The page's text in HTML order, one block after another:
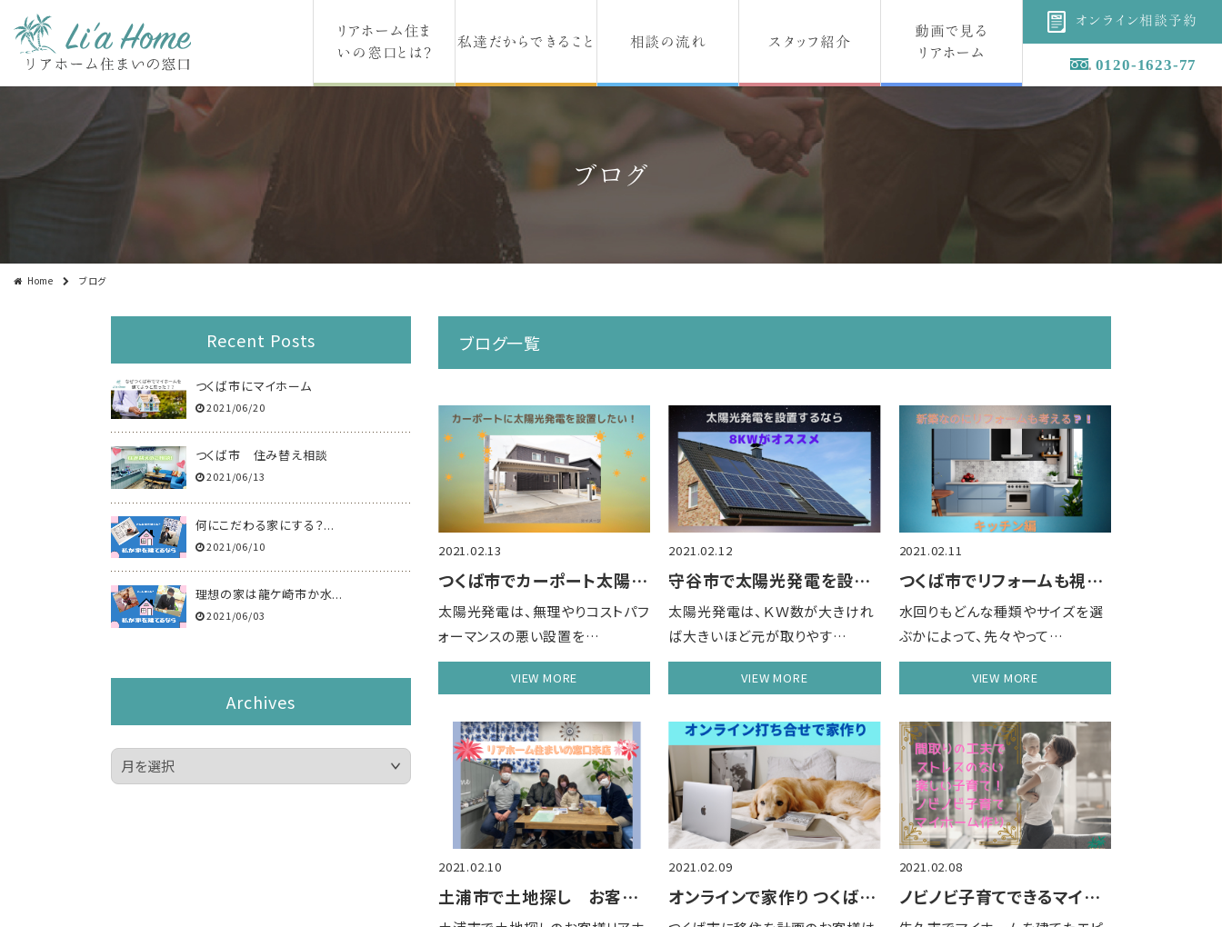
リアホーム住ま
いの窓口とは？
私達だからできること 相談の流れ スタッフ紹介
動画で見る
リアホーム
オンライン相談予約
0120-1623-77
ブログ
Home ブログ
ブログ一覧
2021.02.13
つくば市でカーポート太陽光発電を設置した……
太陽光発電は、無理やりコストパフ
ォーマンスの悪い設置を…
VIEW MORE
2021.02.12
守谷市で太陽光発電を設置するなら8KWが……
太陽光発電は、ＫＷ数が大きけれ
ば大きいほど元が取りやす…
VIEW MORE
2021.02.11
つくば市でリフォームも視野に入れてマイホ……
水回りもどんな種類やサイズを選
ぶかによって、先々やって…
VIEW MORE
2021.02.10
土浦市で土地探し お客様相談来店
2021.02.09
オンラインで家作り つくば市に移住
2021.02.08
ノビノビ子育てできるマイホーム 牛久市
Recent Posts
つくば市にマイホーム
2021/06/20
つくば市 住み替え相談
2021/06/13
何にこだわる家にする？...
2021/06/10
理想の家は龍ケ崎市か水...
2021/06/03
Archives